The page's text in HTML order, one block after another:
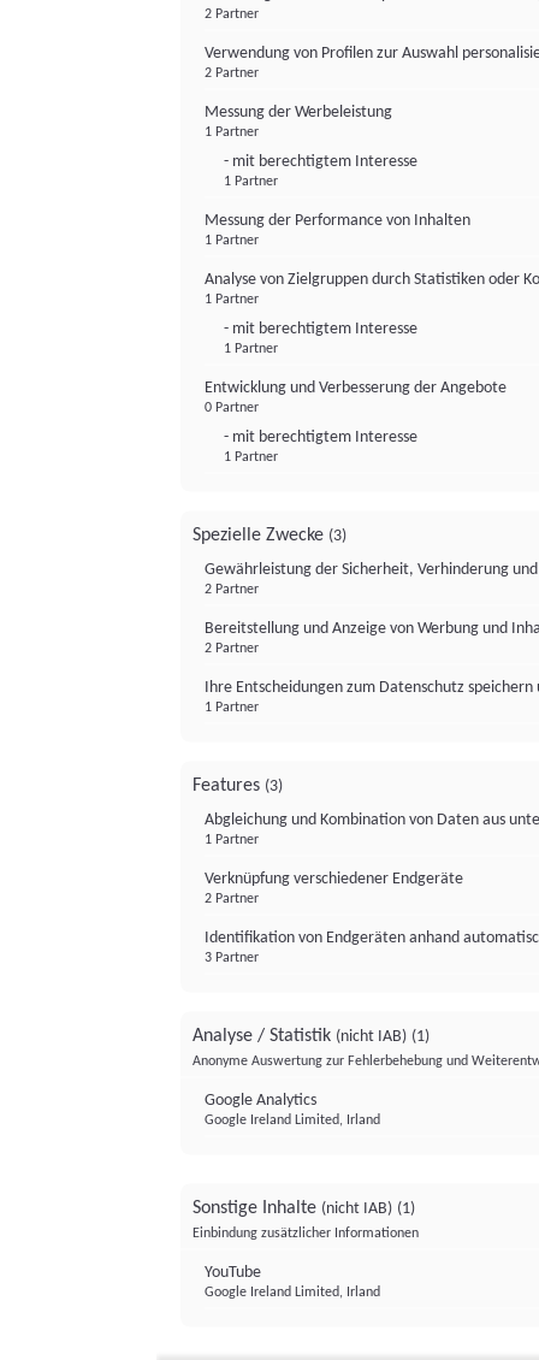
2 Partner
Verwendung von Profilen zur Auswahl
2 Partner
Messung der Werbeleistung
1 Partner
- mit berechtigtem Interesse
1 Partner
Messung der Performance von Inhalten
1 Partner
Analyse von Zielgruppen durch Statistiken oder
1 Partner
- mit berechtigtem Interesse
1 Partner
Entwicklung und Verbesserung der Angebote
0 Partner
- mit berechtigtem Interesse
1 Partner
Spezielle Zwecke (3)
Gewährleistung der Sicherheit, Verhinderung
2 Partner
Bereitstellung und Anzeige von Werbung und
2 Partner
Ihre Entscheidungen zum Datenschutz
1 Partner
Features (3)
Abgleichung und Kombination von Daten aus
1 Partner
Verknüpfung verschiedener Endgeräte
2 Partner
Identifikation von Endgeräten anhand
3 Partner
Analyse / Statistik (nicht IAB) (1)
Anonyme Auswertung zur Fehlerbehebung und
Google Analytics
Google Ireland Limited, Irland
Sonstige Inhalte (nicht IAB) (1)
Einbindung zusätzlicher Informationen
YouTube
Google Ireland Limited, Irland